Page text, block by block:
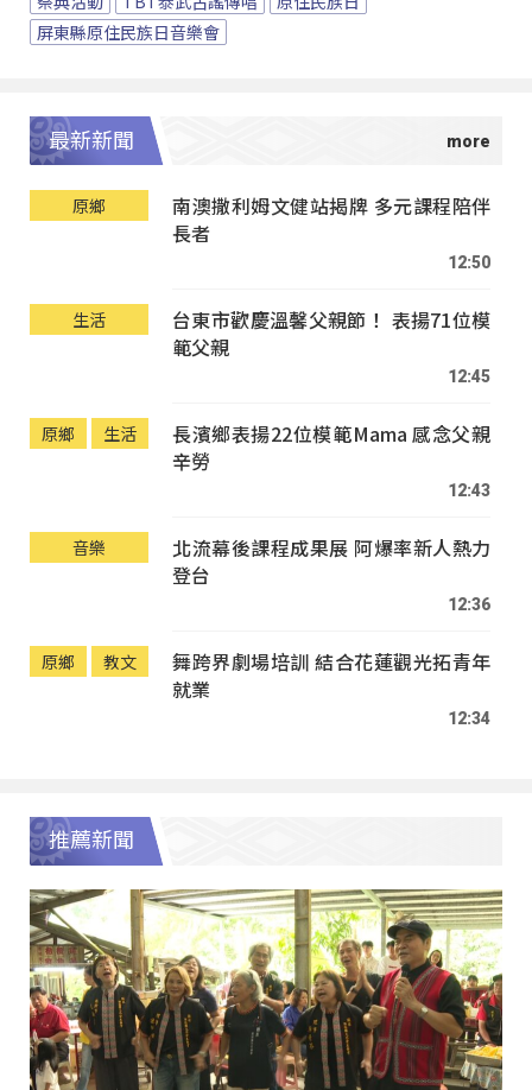
屏東縣原住民族日音樂會
最新新聞
原鄉
南澳撒利姆文健站揭牌 多元課程陪伴
長者
12:50
生活
台東市歡慶溫馨父親節！ 表揚71位模
範父親
12:45
原鄉 生活
長濱鄉表揚22位模範Mama 感念父親
辛勞
12:43
音樂
北流幕後課程成果展 阿爆率新人熱力
登台
12:36
原鄉 教文
舞跨界劇場培訓 結合花蓮觀光拓青年
就業
12:34
推薦新聞